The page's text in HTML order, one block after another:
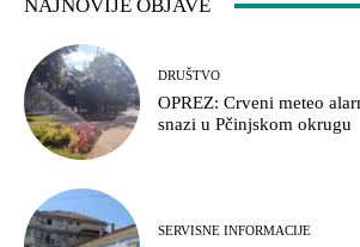
NAJNOVIJE OBJAVE
DRUŠTVO
OPREZ: Crveni meteo
snazi u Pčinjskom okrugu
SERVISNE INFORMACIJE